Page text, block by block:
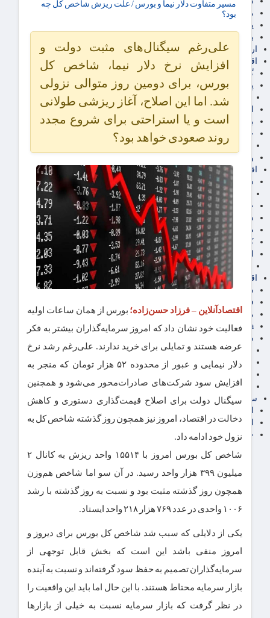
مالیات
یارانه و معیشت مردم
برق، آب و انرژی
ارز دیجیتال
اقتصاد اجتماعی
گردشگری
پزشکی، سلامت و زیبایی
ایران مدلب
بازنشستگان
حقوق و قضایی
دفتر وکیل
ورزشی
اقتصاد شهری و روستایی
شهر و مسکن و عمران
گسترش ساختمان
حمل و نقل
شهرک های صنعتی
صنایع غذایی
کشاورزی و دامداری
اخبار استان ها
استان تهران
اقتصاد بین الملل
سیاسی
فارکس
مناطق آزاد تجاری
24intermedia
سایر اخبار اقتصادی
عمومی و سرگرمی
فناوری
آکادمی آموزش اقتصادی
سایر رسانه ها
اقتصاد آفرین
خرید انواع دیزل ژنراتور
مسیر متفاوت دلار نیما و بورس / علت ریزش شاخص کل چه
بود؟
علی‌رغم سیگنال‌های مثبت دولت و
افزایش نرخ دلار نیما، شاخص کل
بورس، برای دومین روز متوالی نزولی
شد. اما این اصلاح، آغاز ریزشی طولانی
است و یا استراحتی برای شروع مجدد
روند صعودی خواهد بود؟
اقتصادآنلاین – فرزاد حسن‌زاده؛ بورس از همان ساعات اولیه
فعالیت خود نشان داد که امروز سرمایه‌گذاران بیشتر به فکر
عرضه هستند و تمایلی برای خرید ندارند. علی‌رغم رشد نرخ
دلار نیمایی و عبور از محدوده ۵۲ هزار تومان که منجر به
افزایش سود شرکت‌های صادرات‌محور می‌شود و همچنین
سیگنال دولت برای اصلاح قیمت‌گذاری دستوری و کاهش
دخالت‌ در اقتصاد، امروز نیز همچون روز گذشته شاخص کل به
نزول خود ادامه داد.
شاخص کل بورس امروز با ۱۵۵۱۴ واحد ریزش به کانال ۲
میلیون ۳۹۹ هزار واحد رسید. در آن سو اما شاخص هم‌وزن
همچون روز گذشته مثبت بود و نسبت به روز گذشته با رشد
۱۰۰۶ واحدی در عدد ۷۶۹ هزار ۲۱۸ واحد ایستاد.
یکی از دلایلی که سبب شد شاخص کل بورس برای دیروز و
امروز منفی باشد این است که بخش قابل توجهی از
سرمایه‌گذاران تصمیم به حفظ سود گرفته‌اند و نسبت به آینده
بازار سرمایه محتاط هستند. با این حال اما باید این واقعیت را
در نظر گرفت که بازار سرمایه نسبت به خیلی از بازار‌ها